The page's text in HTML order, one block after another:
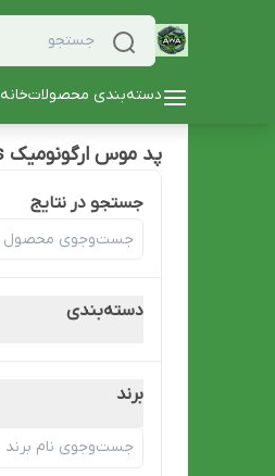
دسته‌بندی محصولاتخانه
پد موس ارگونومیک Philips
جستجو در نتایج
دسته‌بندی
برند